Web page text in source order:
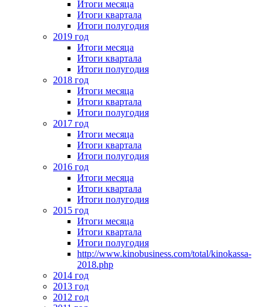
Итоги месяца
Итоги квартала
Итоги полугодия
2019 год
Итоги месяца
Итоги квартала
Итоги полугодия
2018 год
Итоги месяца
Итоги квартала
Итоги полугодия
2017 год
Итоги месяца
Итоги квартала
Итоги полугодия
2016 год
Итоги месяца
Итоги квартала
Итоги полугодия
2015 год
Итоги месяца
Итоги квартала
Итоги полугодия
http://www.kinobusiness.com/total/kinokassa-
2018.php
2014 год
2013 год
2012 год